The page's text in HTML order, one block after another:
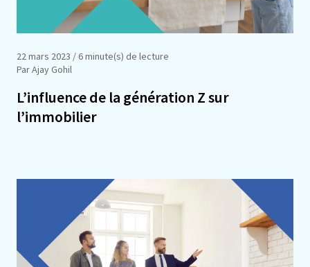
22 mars 2023 / 6 minute(s) de lecture
Par Ajay Gohil
L’influence de la génération Z sur
l’immobilier